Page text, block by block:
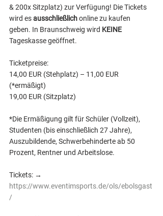
& 200x Sitzplatz) zur Verfügung! Die Tickets
wird es ausschließlich online zu kaufen
geben. In Braunschweig wird KEINE
Tageskasse geöffnet.
Ticketpreise:
14,00 EUR (Stehplatz) – 11,00 EUR
(*ermäßigt)
19,00 EUR (Sitzplatz)
*Die Ermäßigung gilt für Schüler (Vollzeit),
Studenten (bis einschließlich 27 Jahre),
Auszubildende, Schwerbehinderte ab 50
Prozent, Rentner und Arbeitslose.
Tickets: →
https://www.eventimsports.de/ols/ebolsgast
/